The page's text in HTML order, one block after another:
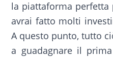
la piattaforma
avrai fatto molti
A questo punto, tutto
a guadagnare il